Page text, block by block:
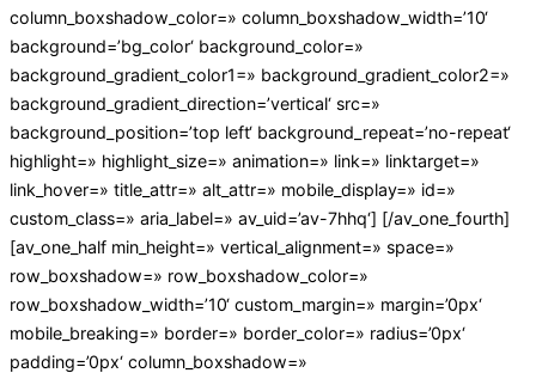
column_boxshadow_color=» column_boxshadow_width=’10‘
background=’bg_color‘ background_color=»
background_gradient_color1=» background_gradient_color2=»
background_gradient_direction=’vertical‘ src=»
background_position=’top left‘ background_repeat=’no-repeat‘
highlight=» highlight_size=» animation=» link=» linktarget=»
link_hover=» title_attr=» alt_attr=» mobile_display=» id=»
custom_class=» aria_label=» av_uid=’av-7hhq‘] [/av_one_fourth]
[av_one_half min_height=» vertical_alignment=» space=»
row_boxshadow=» row_boxshadow_color=»
row_boxshadow_width=’10‘ custom_margin=» margin=’0px‘
mobile_breaking=» border=» border_color=» radius=’0px‘
padding=’0px‘ column_boxshadow=»